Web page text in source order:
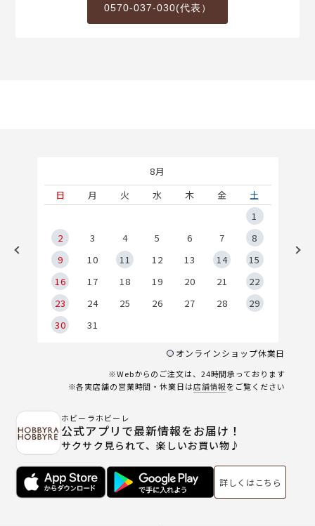
0570-037-030(代表）
8月
日
月 火 水 木 金
土
1
2
3 4 5 6 7
8
9
10 11 12 13 14
15
16
17 18 19 20 21
22
23
24 25 26 27 28
29
30
31
オンラインショップ休業日
※Webからのご注文は、24時間承っております
※各実店舗の営業時間・休業日は店舗情報をご覧ください
ホビーラホビーレ
公式アプリで最新情報をお届け！
サクサク見られて、楽しいお買い物♪
詳しくはこちら